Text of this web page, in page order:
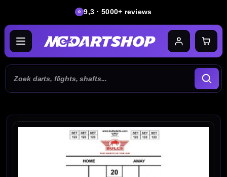
9,3 · 5000+ reviews